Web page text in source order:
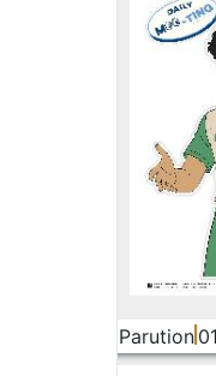
Parution